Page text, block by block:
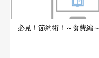
必見！節約術！～食費編～